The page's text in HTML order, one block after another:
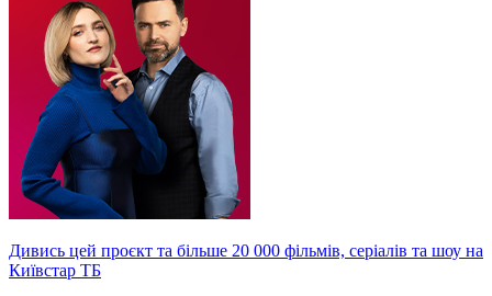
Дивись цей проєкт та більше 20 000 фільмів, серіалів та шоу на
Київстар ТБ